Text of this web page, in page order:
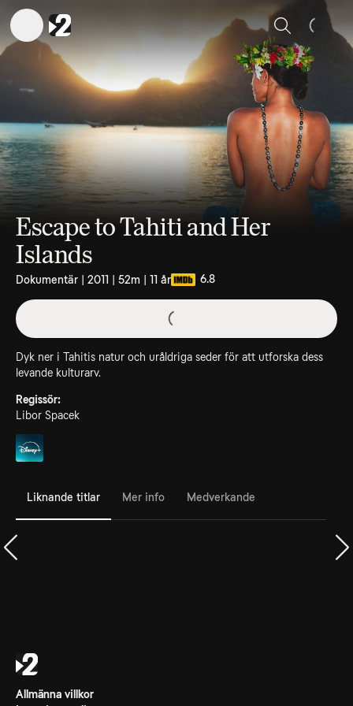
Sök
Escape to Tahiti and Her
Islands
Dokumentär | 2011 | 52m | 11 år 6.8
Dyk ner i Tahitis natur och uråldriga seder för att utforska dess
levande kulturarv.
Regissör:
Libor Spacek
Liknande titlar Mer info Medverkande
Allmänna villkor